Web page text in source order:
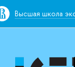
Высшая школа